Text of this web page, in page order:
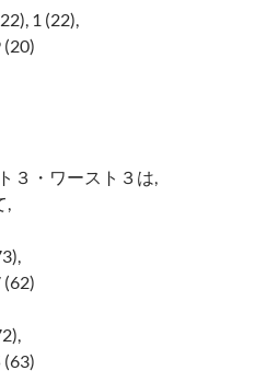
1 (22),
(20)
３・ワースト３は,
,
(62)
(63)